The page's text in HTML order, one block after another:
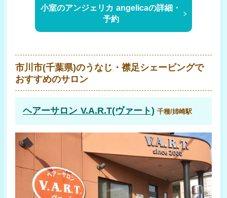
小室のアンジェリカ angelicaの詳細・
予約
市川市(千葉県)のうなじ・襟足シェービングで
おすすめのサロン
ヘアーサロン V.A.R.T(ヴァート) 千種/姉崎駅